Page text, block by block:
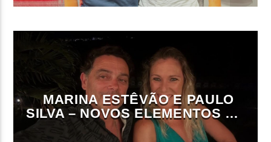
MARINA ESTÊVÃO E PAULO
SILVA – NOVOS ELEMENTOS DA
DIREÇÃO DA ON FM